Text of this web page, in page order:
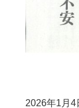
2026年1月4